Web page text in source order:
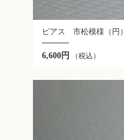
ピアス 市松模様（円）
6,600円 （税込）